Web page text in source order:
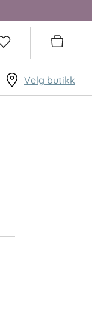
Velg butikk